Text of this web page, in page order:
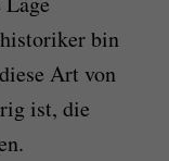
bin
Art von
ist, die